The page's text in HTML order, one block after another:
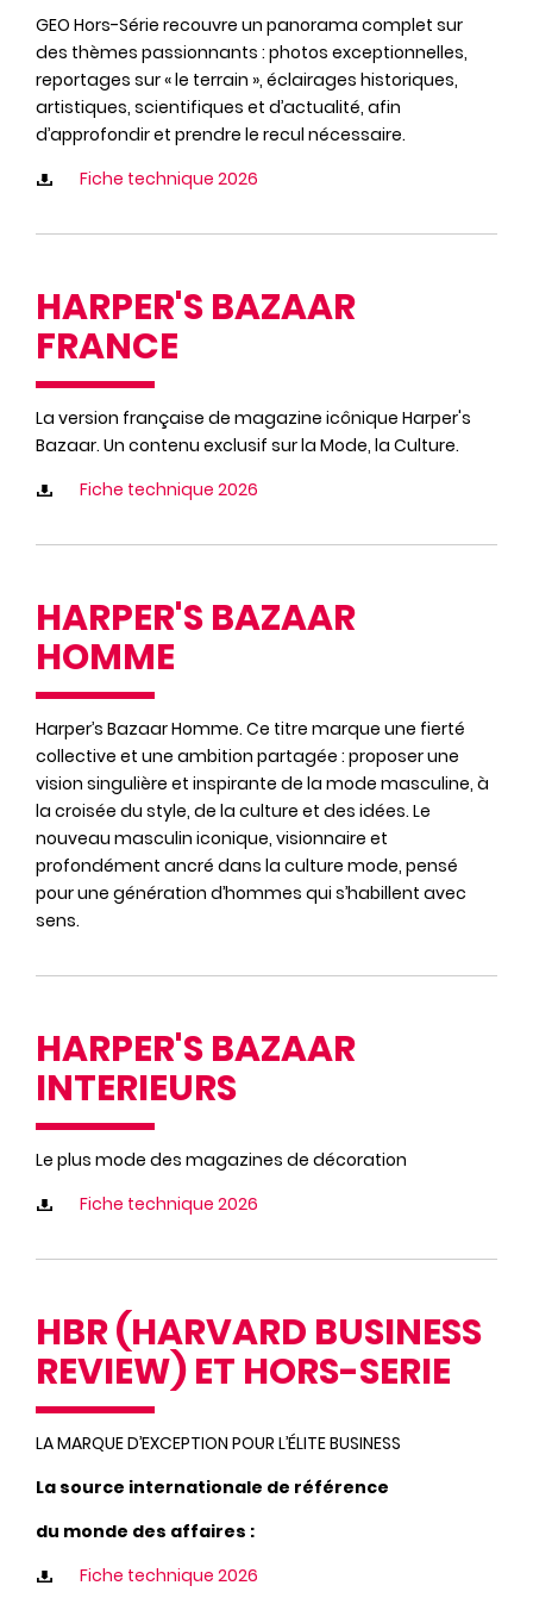
GEO Hors-Série recouvre un panorama complet sur
des thèmes passionnants : photos exceptionnelles,
reportages sur « le terrain », éclairages historiques,
artistiques, scientifiques et d’actualité, afin
d’approfondir et prendre le recul nécessaire.
Fiche technique 2026
HARPER'S BAZAAR
FRANCE
La version française de magazine icônique Harper's
Bazaar. Un contenu exclusif sur la Mode, la Culture.
Fiche technique 2026
HARPER'S BAZAAR
HOMME
Harper’s Bazaar Homme. Ce titre marque une fierté
collective et une ambition partagée : proposer une
vision singulière et inspirante de la mode masculine, à
la croisée du style, de la culture et des idées. Le
nouveau masculin iconique, visionnaire et
profondément ancré dans la culture mode, pensé
pour une génération d’hommes qui s’habillent avec
sens.
HARPER'S BAZAAR
INTERIEURS
Le plus mode des magazines de décoration
Fiche technique 2026
HBR (HARVARD BUSINESS
REVIEW) ET HORS-SERIE
LA MARQUE D’EXCEPTION POUR L’ÉLITE BUSINESS
La source internationale de référence
du monde des affaires :
Fiche technique 2026